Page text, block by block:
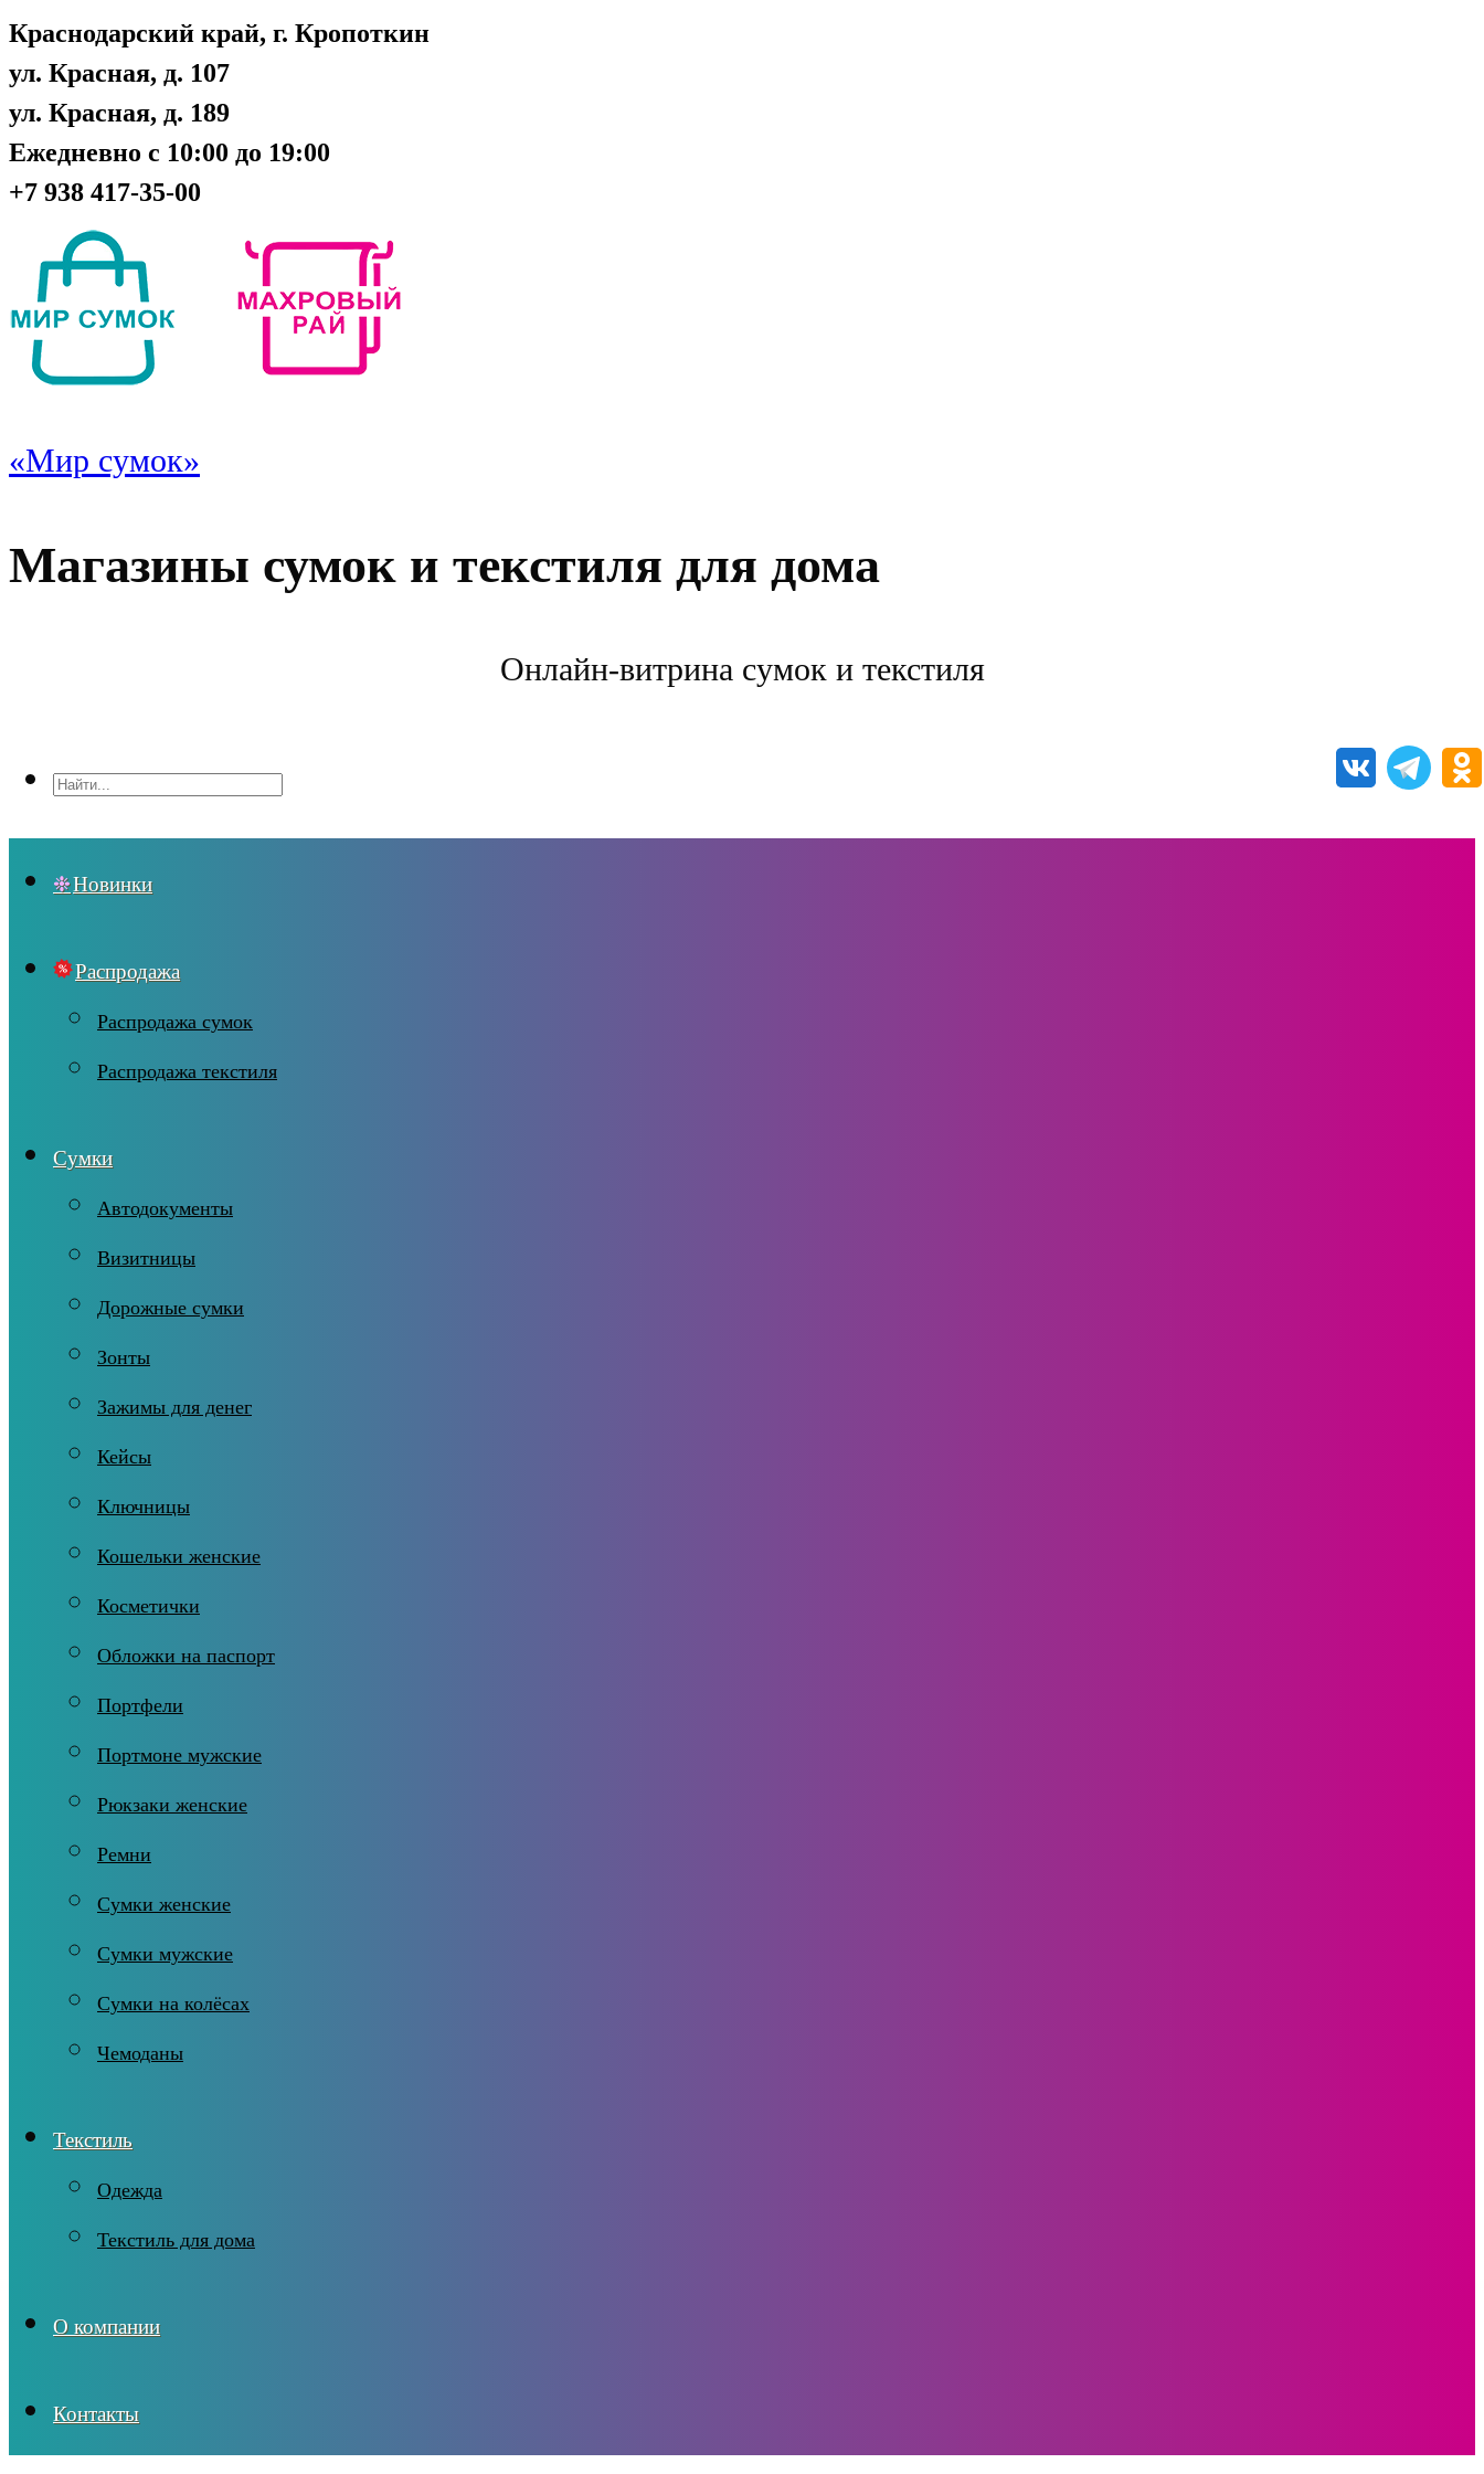
Краснодарский край, г. Кропоткин
ул. Красная, д. 107
ул. Красная, д. 189
Ежедневно с 10:00 до 19:00
+7 938 417-35-00
«Мир сумок»
Магазины сумок и текстиля для дома
Онлайн-витрина сумок и текстиля
Новинки
Распродажа
Распродажа сумок
Распродажа текстиля
Сумки
Автодокументы
Визитницы
Дорожные сумки
Зонты
Зажимы для денег
Кейсы
Ключницы
Кошельки женские
Косметички
Обложки на паспорт
Портфели
Портмоне мужские
Рюкзаки женские
Ремни
Сумки женские
Сумки мужские
Сумки на колёсах
Чемоданы
Текстиль
Одежда
Текстиль для дома
О компании
Контакты